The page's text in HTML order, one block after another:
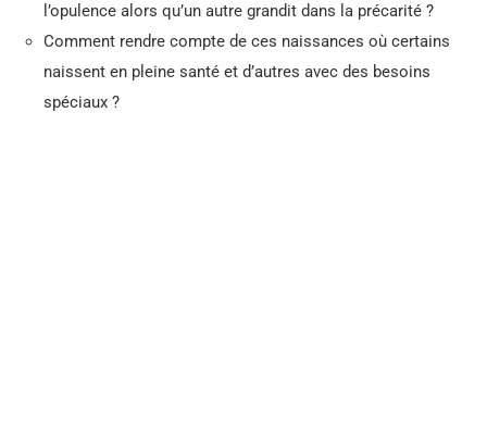
l’opulence alors qu’un autre grandit dans la précarité ?
Comment rendre compte de ces naissances où certains
naissent en pleine santé et d’autres avec des besoins
spéciaux ?